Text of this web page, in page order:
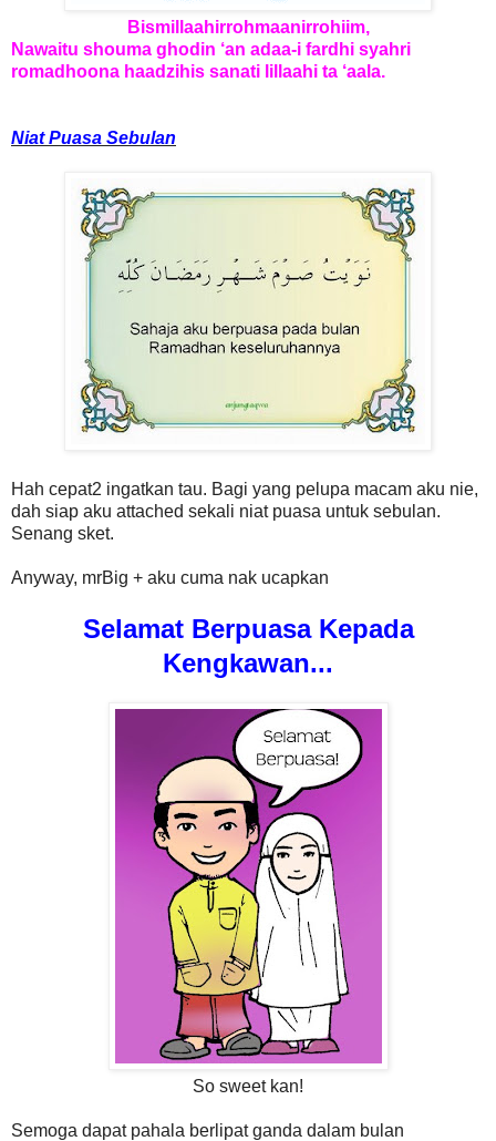
Bismillaahirrohmaanirrohiim,
Nawaitu shouma ghodin ‘an adaa-i fardhi syahri
romadhoona haadzihis sanati lillaahi ta ‘aala.
Niat Puasa Sebulan
Hah cepat2 ingatkan tau. Bagi yang pelupa macam aku nie,
dah siap aku attached sekali niat puasa untuk sebulan.
Senang sket.
Anyway, mrBig + aku cuma nak ucapkan
Selamat Berpuasa Kepada
Kengkawan...
So sweet kan!
Semoga dapat pahala berlipat ganda dalam bulan